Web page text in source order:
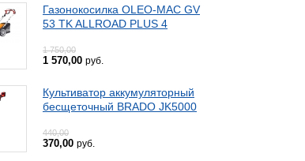
Газонокосилка OLEO-MAC GV
53 TK ALLROAD PLUS 4
1 750,00
1 570,00 руб.
Культиватор аккумуляторный
бесщеточный BRADO JK5000
440,00
370,00 руб.